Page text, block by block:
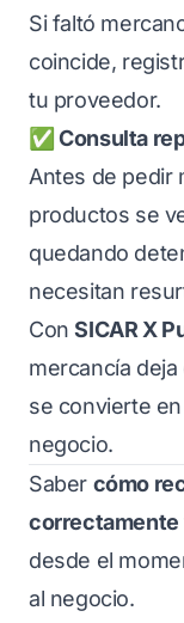
Si faltó
coincide,
tu proveedor.
✅ Consulta
Antes de pedir
productos se
quedando
necesitan
ConSICAR X
mercancía
se convierte
negocio.
Saber cómo
correctamente
desde el
al negocio.